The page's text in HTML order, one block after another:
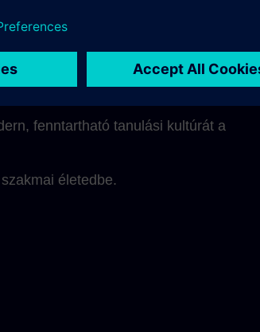
optimális módszerek
fenntartható tanulási kultúrát a
életedbe.